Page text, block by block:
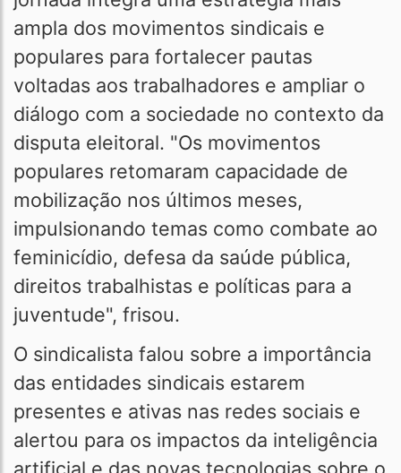
ampla dos movimentos sindicais e
populares para fortalecer pautas
voltadas aos trabalhadores e ampliar o
diálogo com a sociedade no contexto da
disputa eleitoral. "Os movimentos
populares retomaram capacidade de
mobilização nos últimos meses,
impulsionando temas como combate ao
feminicídio, defesa da saúde pública,
direitos trabalhistas e políticas para a
juventude", frisou.
O sindicalista falou sobre a importância
das entidades sindicais estarem
presentes e ativas nas redes sociais e
alertou para os impactos da inteligência